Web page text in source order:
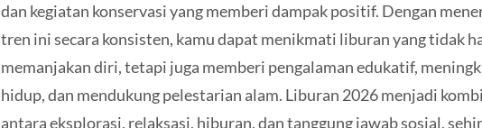
dan kegiatan konservasi yang memberi dampak positif. Dengan
tren ini secara konsisten, kamu dapat menikmati liburan yang tidak
memanjakan diri, tetapi juga memberi pengalaman edukatif,
hidup, dan mendukung pelestarian alam. Liburan 2026 menjadi
antara eksplorasi, relaksasi, hiburan, dan tanggung jawab sosial,